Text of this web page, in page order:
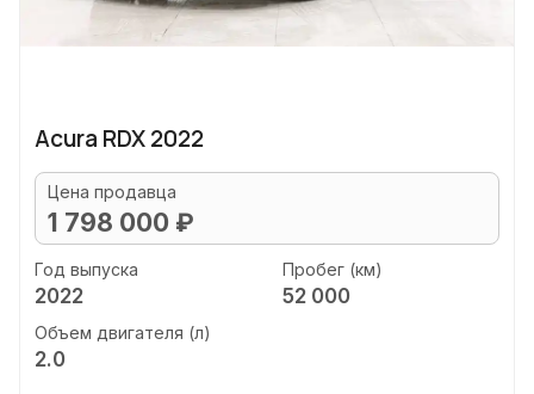
Acura RDX 2022
Цена продавца
1 798 000 ₽
Год выпуска
2022
Пробег (км)
52 000
Объем двигателя (л)
2.0